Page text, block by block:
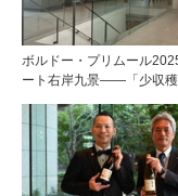
ボルドー・プリムール
ート右岸九景――「少収穫
ンテミリオン 有力9シャ